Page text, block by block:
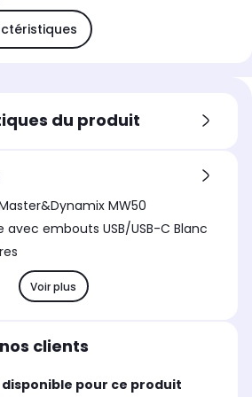
du produit
MW50
avec embouts USB/USB-C Blanc
Voir plus
clients
disponible pour ce produit